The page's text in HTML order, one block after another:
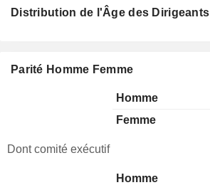
Distribution de l'Âge des Dirigeants
Parité Homme Femme
Homme
Femme
Dont comité exécutif
Homme